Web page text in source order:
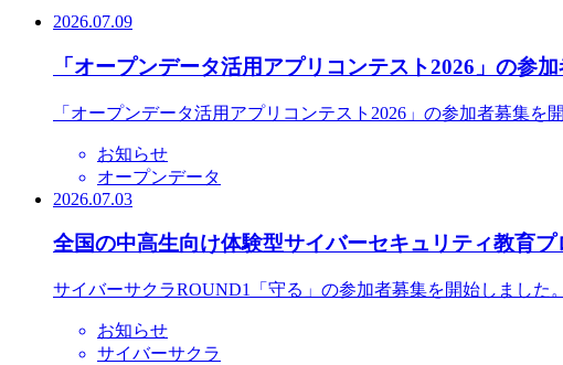
2026.07.09
「オープンデータ活用アプリコンテスト2026」の参
「オープンデータ活用アプリコンテスト2026」の参加者募集を
お知らせ
オープンデータ
2026.07.03
全国の中高生向け体験型サイバーセキュリティ教育
サイバーサクラROUND1「守る」の参加者募集を開始しました。
お知らせ
サイバーサクラ